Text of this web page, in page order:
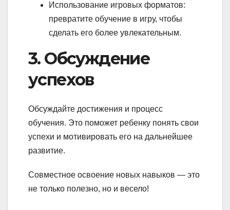
Использование игровых форматов:
превратите обучение в игру, чтобы
сделать его более увлекательным.
3. Обсуждение
успехов
Обсуждайте достижения и процесс
обучения. Это поможет ребенку понять свои
успехи и мотивировать его на дальнейшее
развитие.
Совместное освоение новых навыков — это
не только полезно, но и весело!